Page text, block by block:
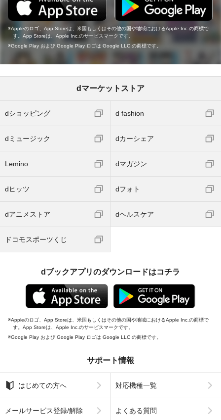
Appleのロゴ、App Storeは、米国もしくはその他の国や地域におけるApple Inc.の商標で
す。App Storeは、Apple Inc.のサービスマークです。
Google Play および Google Play ロゴは Google LLC の商標です。
dマーケットストア
dショッピング d fashion
dミュージック dカーシェア
Lemino dマガジン
dヒッツ dフォト
dアニメストア dヘルスケア
ドコモスポーツくじ
dブックアプリのダウンロードはコチラ
Appleのロゴ、App Storeは、米国もしくはその他の国や地域におけるApple Inc.の商標で
す。App Storeは、Apple Inc.のサービスマークです。
Google Play および Google Play ロゴは Google LLC の商標です。
サポート情報
はじめての方へ 対応機種一覧
メールサービス登録/解除 よくある質問